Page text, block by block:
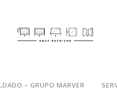
– GRUPO MARVER